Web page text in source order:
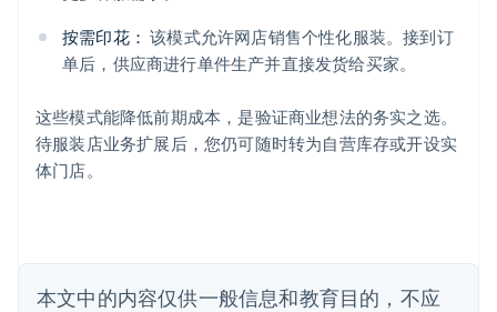
按需印花： 该模式允许网店销售个性化服装。接到订
单后，供应商进行单件生产并直接发货给买家。
这些模式能降低前期成本，是验证商业想法的务实之选。
待服装店业务扩展后，您仍可随时转为自营库存或开设实
体门店。
本文中的内容仅供一般信息和教育目的，不应
English
奥地利
DeutschEnglish
澳大利亚
巴西
PortuguêsEnglish
保加利亚
English
丹麦